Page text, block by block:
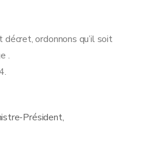
ordonnons qu’il soit
.
Président,